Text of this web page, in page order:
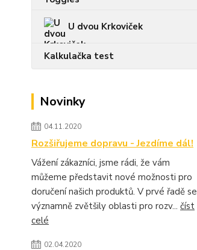
U dvou Krkoviček
Kalkulačka test
Novinky
04.11.2020
Rozšiřujeme dopravu - Jezdíme dál!
Vážení zákazníci, jsme rádi, že vám
můžeme představit nové možnosti pro
doručení našich produktů. V prvé řadě se
významně zvětšily oblasti pro rozv... číst
celé
02.04.2020